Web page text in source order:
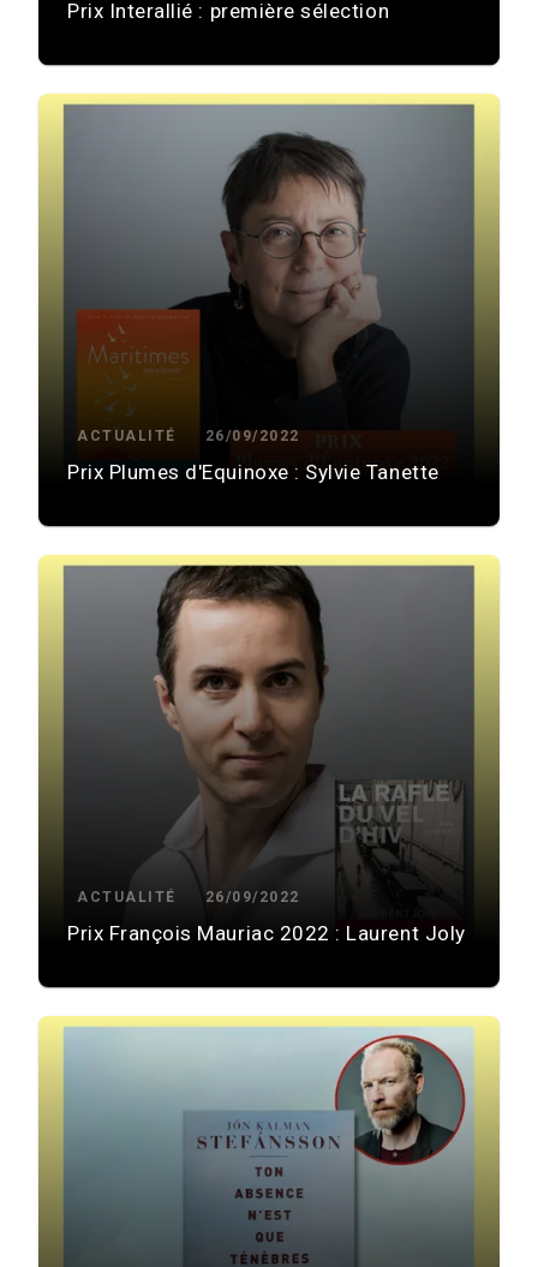
Prix Interallié : première sélection
ACTUALITÉ 26/09/2022
Prix Plumes d'Equinoxe : Sylvie Tanette
ACTUALITÉ 26/09/2022
Prix François Mauriac 2022 : Laurent Joly